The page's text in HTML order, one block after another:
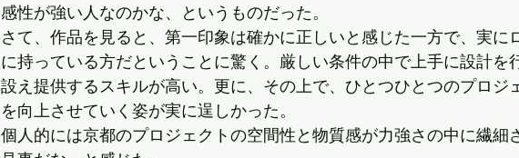
感性が強い人なのかな、というものだった。
さて、作品を見ると、第一印象は確かに正しいと感じた一方で、実に
に持っている方だということに驚く。厳しい条件の中で上手に設計を
設え提供するスキルが高い。更に、その上で、ひとつひとつのプロジ
を向上させていく姿が実に逞しかった。
個人的には京都のプロジェクトの空間性と物質感が力強さの中に繊細